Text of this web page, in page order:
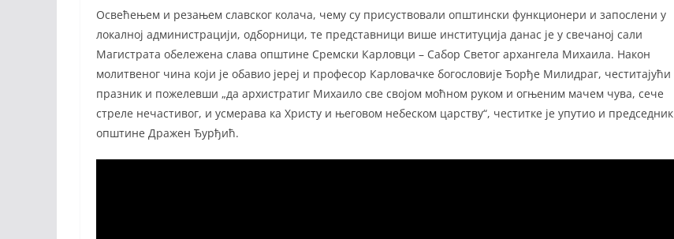
Освећењем и резањем славског колача, чему су присуствовали општински функционери и запослени у
локалној администрацији, одборници, те представници више институција данас је у свечаној сали
Магистрата обележена слава општине Сремски Карловци – Сабор Светог архангела Михаила. Након
молитвеног чина који је обавио јереј и професор Карловачке богословије Ђорђе Милидраг, честитајући
празник и пожелевши „да архистратиг Михаило све својом моћном руком и огњеним мачем чува, сече
стреле нечастивог, и усмерава ка Христу и његовом небеском царству“, честитке је упутио и председник
општине Дражен Ђурђић.